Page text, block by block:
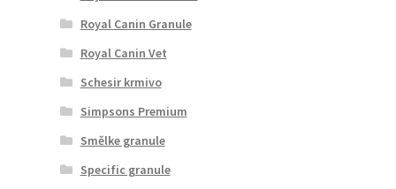
Royal Canin Granule
Royal Canin Vet
Schesir krmivo
Simpsons Premium
Smělke granule
Specific granule